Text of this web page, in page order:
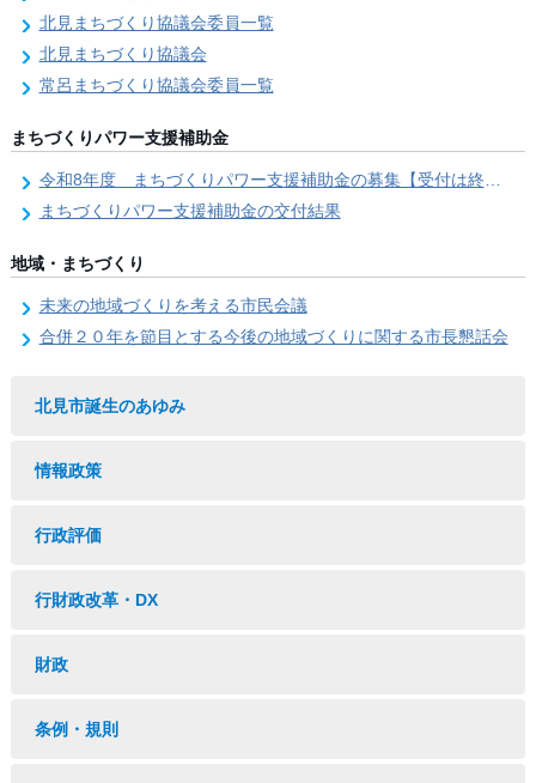
北見まちづくり協議会委員一覧
北見まちづくり協議会
常呂まちづくり協議会委員一覧
まちづくりパワー支援補助金
令和8年度 まちづくりパワー支援補助金の募集【受付は終了しました。】
まちづくりパワー支援補助金の交付結果
地域・まちづくり
未来の地域づくりを考える市民会議
合併２０年を節目とする今後の地域づくりに関する市長懇話会
北見市誕生のあゆみ
情報政策
行政評価
行財政改革・DX
財政
条例・規則